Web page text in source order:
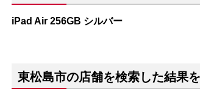
iPad Air 256GB シルバー
東松島市の店舗を検索した結果